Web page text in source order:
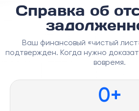
Справка об
Ваш финансовый «чистый
подтвержден. Когда нужно
вовремя.
0+